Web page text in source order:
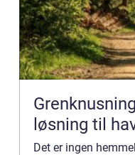
løsning til
Det er ingen